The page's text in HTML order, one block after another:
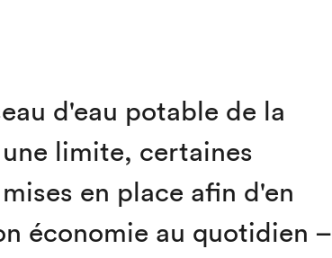
d'eau potable de la
limite, certaines
en place afin d'en
économie au quotidien –